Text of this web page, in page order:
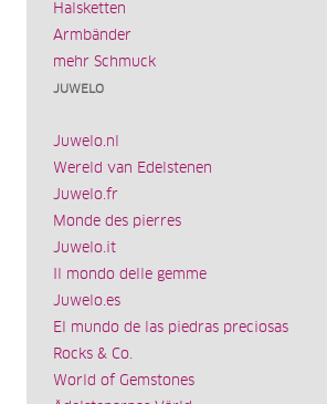
Halsketten
Armbänder
mehr Schmuck
JUWELO
Juwelo.nl
Wereld van Edelstenen
Juwelo.fr
Monde des pierres
Juwelo.it
Il mondo delle gemme
Juwelo.es
El mundo de las piedras preciosas
Rocks & Co.
World of Gemstones